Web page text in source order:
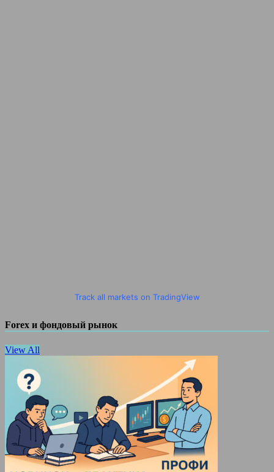
Track all markets on TradingView
Forex и фондовый рынок
View All